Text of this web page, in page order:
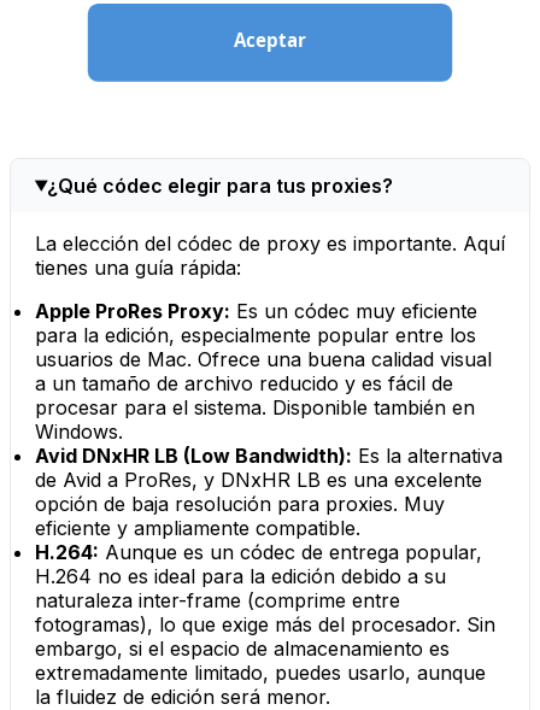
Aceptar
¿Qué códec elegir para tus proxies?
La elección del códec de proxy es importante. Aquí
tienes una guía rápida:
Apple ProRes Proxy: Es un códec muy eficiente
para la edición, especialmente popular entre los
usuarios de Mac. Ofrece una buena calidad visual
a un tamaño de archivo reducido y es fácil de
procesar para el sistema. Disponible también en
Windows.
Avid DNxHR LB (Low Bandwidth): Es la alternativa
de Avid a ProRes, y DNxHR LB es una excelente
opción de baja resolución para proxies. Muy
eficiente y ampliamente compatible.
H.264: Aunque es un códec de entrega popular,
H.264 no es ideal para la edición debido a su
naturaleza inter-frame (comprime entre
fotogramas), lo que exige más del procesador. Sin
embargo, si el espacio de almacenamiento es
extremadamente limitado, puedes usarlo, aunque
la fluidez de edición será menor.